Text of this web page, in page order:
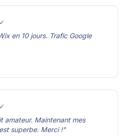
en 10 jours. Trafic Google
amateur. Maintenant mes
superbe. Merci !"